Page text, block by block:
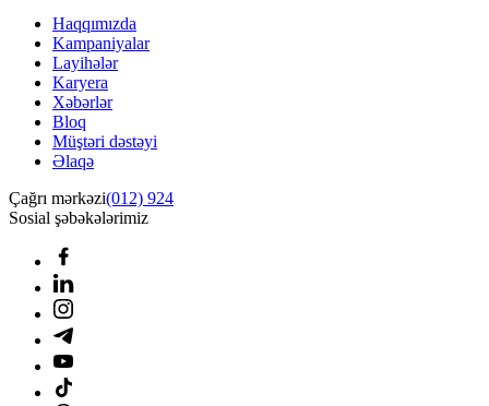
Haqqımızda
Kampaniyalar
Layihələr
Karyera
Xəbərlər
Bloq
Müştəri dəstəyi
Əlaqə
Çağrı mərkəzi(012) 924
Sosial şəbəkələrimiz